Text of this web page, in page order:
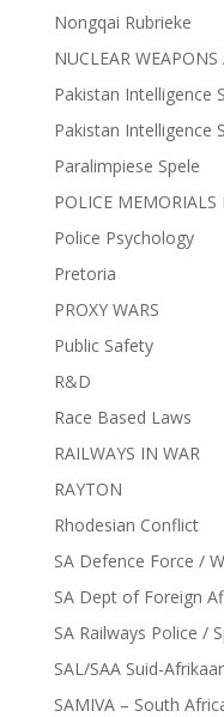
Nongqai Rubrieke
NUCLEAR
Pakistan Intelligence
Pakistan Intelligence
Paralimpiese Spele
POLICE
Police Psychology
Pretoria
PROXY WARS
Public Safety
R&D
Race Based Laws
RAILWAYS IN WAR
RAYTON
Rhodesian Conflict
SA Defence Force /
SA Dept of Foreign
SA Railways Police /
SAL/SAA Suid-
SAMIVA – South